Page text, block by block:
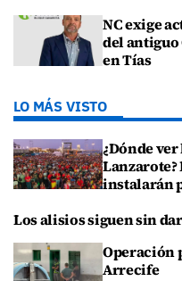
NC exige
del antiguo
en Tías
LO MÁS VISTO
¿Dónde
instalarán
Los alisios siguen sin
Operación
Arrecife